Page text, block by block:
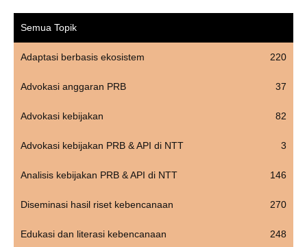
Semua Topik
Adaptasi berbasis ekosistem 220
Advokasi anggaran PRB 37
Advokasi kebijakan 82
Advokasi kebijakan PRB & API di NTT 3
Analisis kebijakan PRB & API di NTT 146
Diseminasi hasil riset kebencanaan 270
Edukasi dan literasi kebencanaan 248